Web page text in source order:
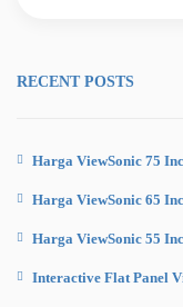
RECENT POSTS
Harga ViewSonic 75
Harga ViewSonic 65
Harga ViewSonic 55
Interactive Flat Panel